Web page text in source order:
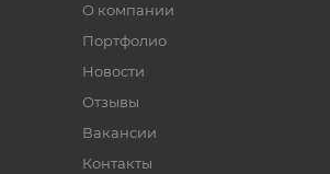
О компании
Портфолио
Новости
Отзывы
Вакансии
Контакты